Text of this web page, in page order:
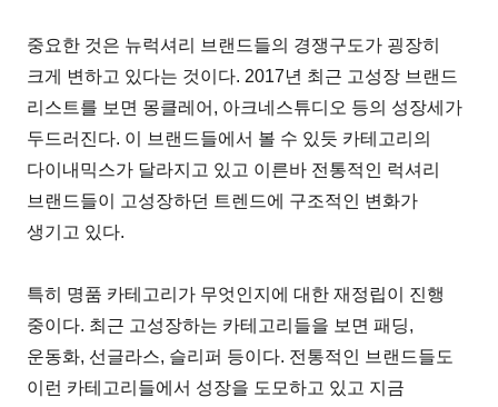
중요한 것은 뉴럭셔리 브랜드들의 경쟁구도가 굉장히
크게 변하고 있다는 것이다. 2017년 최근 고성장 브랜드
리스트를 보면 몽클레어, 아크네스튜디오 등의 성장세가
두드러진다. 이 브랜드들에서 볼 수 있듯 카테고리의
다이내믹스가 달라지고 있고 이른바 전통적인 럭셔리
브랜드들이 고성장하던 트렌드에 구조적인 변화가
생기고 있다.
특히 명품 카테고리가 무엇인지에 대한 재정립이 진행
중이다. 최근 고성장하는 카테고리들을 보면 패딩,
운동화, 선글라스, 슬리퍼 등이다. 전통적인 브랜드들도
이런 카테고리들에서 성장을 도모하고 있고 지금